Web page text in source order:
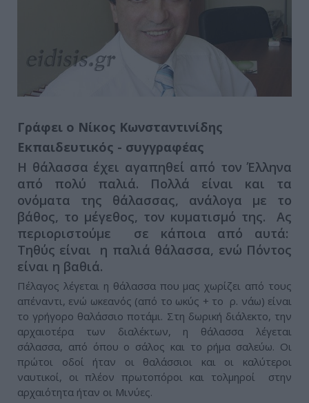
Γράφει ο Νίκος Κωνσταντινίδης
Εκπαιδευτικός - συγγραφέας
Η θάλασσα έχει αγαπηθεί από τον Έλληνα
από πολύ παλιά. Πολλά είναι και τα
ονόματα της θάλασσας, ανάλογα με το
βάθος, το μέγεθος, τον κυματισμό της. Ας
περιοριστούμε σε κάποια από αυτά:
Τηθύς είναι η παλιά θάλασσα, ενώ Πόντος
είναι η βαθιά.
Πέλαγος λέγεται η θάλασσα που μας χωρίζει από τους
απέναντι, ενώ ωκεανός (από το ωκύς + το ρ. νάω) είναι
το γρήγορο θαλάσσιο ποτάμι. Στη δωρική διάλεκτο, την
αρχαιοτέρα των διαλέκτων, η θάλασσα λέγεται
σάλασσα, από όπου ο σάλος και το ρήμα σαλεύω. Οι
πρώτοι οδοί ήταν οι θαλάσσιοι και οι καλύτεροι
ναυτικοί, οι πλέον πρωτοπόροι και τολμηροί στην
αρχαιότητα ήταν οι Μινύες.